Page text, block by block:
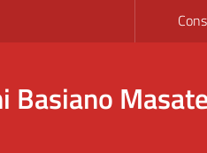
Basiano Masate